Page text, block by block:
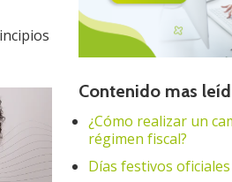
Contenido mas
¿Cómo realizar un
régimen fiscal?
Días festivos